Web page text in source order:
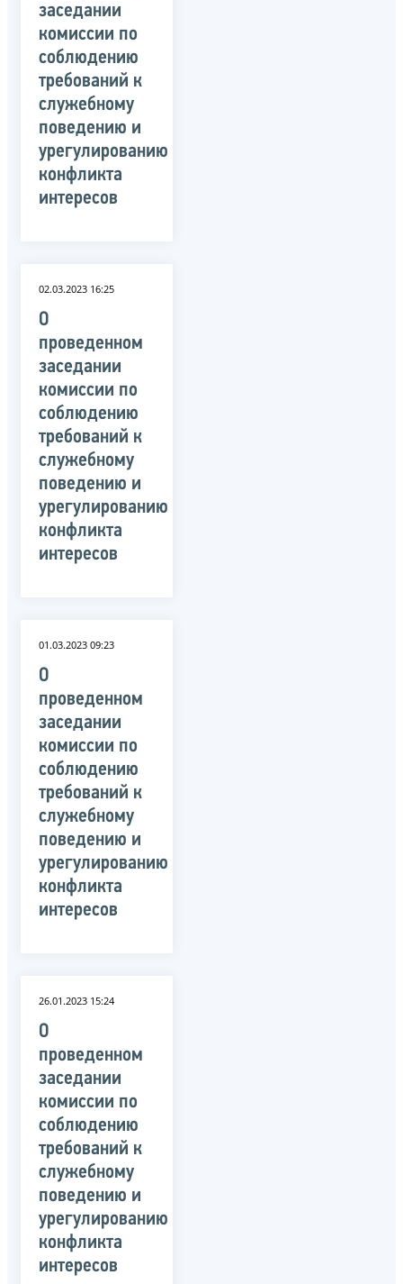
заседании
комиссии по
соблюдению
требований к
служебному
поведению и
урегулированию
конфликта
интересов
02.03.2023 16:25
О
проведенном
заседании
комиссии по
соблюдению
требований к
служебному
поведению и
урегулированию
конфликта
интересов
01.03.2023 09:23
О
проведенном
заседании
комиссии по
соблюдению
требований к
служебному
поведению и
урегулированию
конфликта
интересов
26.01.2023 15:24
О
проведенном
заседании
комиссии по
соблюдению
требований к
служебному
поведению и
урегулированию
конфликта
интересов